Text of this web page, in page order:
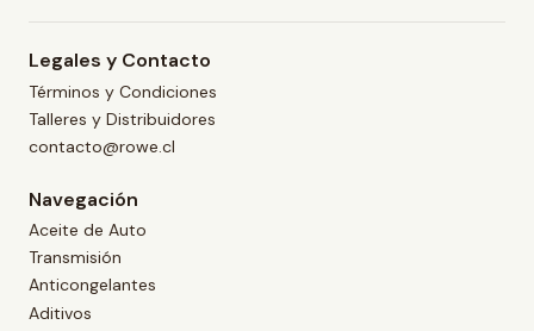
Legales y Contacto
Términos y Condiciones
Talleres y Distribuidores
contacto@rowe.cl
Navegación
Aceite de Auto
Transmisión
Anticongelantes
Aditivos